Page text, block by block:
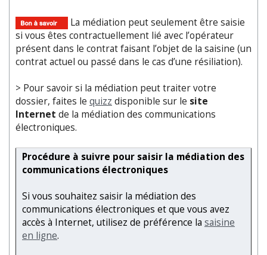
La médiation peut seulement être saisie
si vous êtes contractuellement lié avec l’opérateur
présent dans le contrat faisant l’objet de la saisine (un
contrat actuel ou passé dans le cas d’une résiliation).
> Pour savoir si la médiation peut traiter votre
dossier, faites le quizz disponible sur le site
Internet de la médiation des communications
électroniques.
Procédure à suivre pour saisir la médiation des
communications électroniques
Si vous souhaitez saisir la médiation des
communications électroniques et que vous avez
accès à Internet, utilisez de préférence la saisine
en ligne.